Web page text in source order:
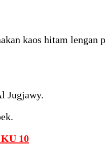
kaos hitam lengan
Jugjawy.
10